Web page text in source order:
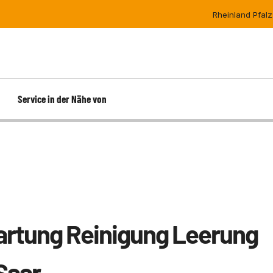
Rheinland Pfalz:
etc
Metallverabeitung / Industrie
Service in der Nähe von
Rheinland-Pfalz
Reinigung Leerung